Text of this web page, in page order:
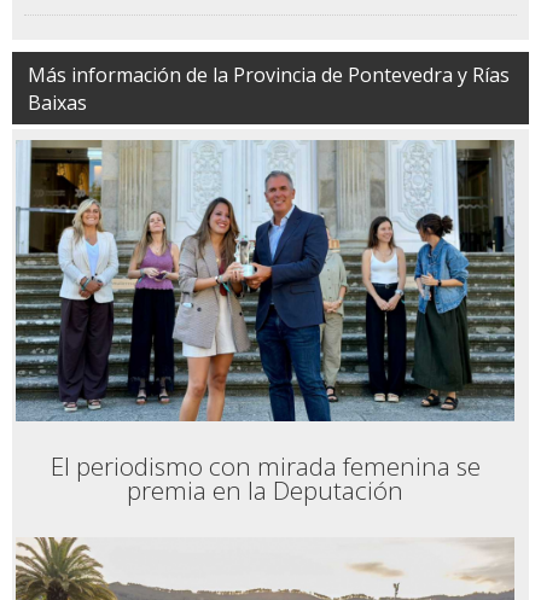
Más información de la Provincia de Pontevedra y Rías
Baixas
El periodismo con mirada femenina se
premia en la Deputación